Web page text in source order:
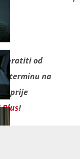
pratiti od
terminu na
prije
Plus!